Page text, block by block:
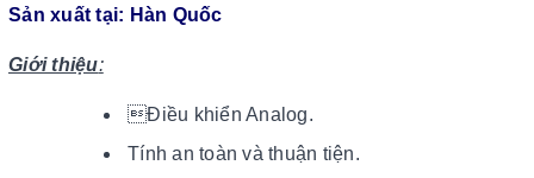
Sản xuất tại: Hàn Quốc
Giới thiệu:
Điều khiển Analog.
Tính an toàn và thuận tiện.